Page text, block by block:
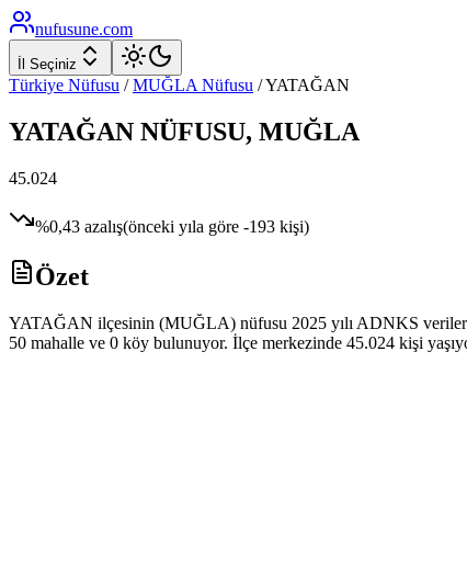
nufusune.com
İl Seçiniz
Türkiye Nüfusu / MUĞLA Nüfusu /YATAĞAN
YATAĞAN NÜFUSU, MUĞLA
45.024
%0,43 azalış(önceki yıla göre -193 kişi)
Özet
YATAĞAN ilçesinin (MUĞLA) nüfusu 2025 yılı ADNKS
50 mahalle ve 0 köy bulunuyor. İlçe merkezinde 45.024 kişi